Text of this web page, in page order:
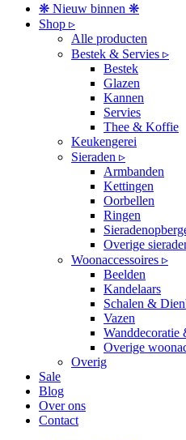
❋ Nieuw binnen ❋
Shop ▹
Alle producten
Bestek & Servies ▹
Bestek
Glazen
Kannen
Servies
Thee & Koffie
Keukengerei
Sieraden ▹
Armbanden
Kettingen
Oorbellen
Ringen
Overige
Woonaccessoires ▹
Beelden
Kandelaars
Schalen &
Vazen
Wanddecoratie
Overige
Overig
Sale
Blog
Over ons
Contact